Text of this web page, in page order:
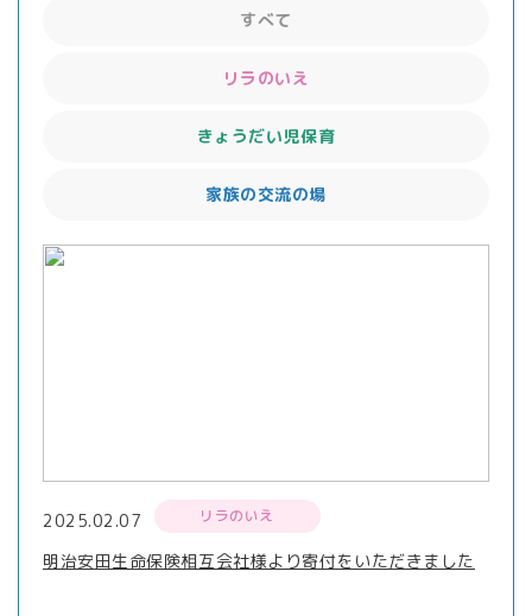
すべて
リラのいえ
きょうだい児保育
家族の交流の場
2025.02.07 リラのいえ
明治安田生命保険相互会社様より寄付をいただきました